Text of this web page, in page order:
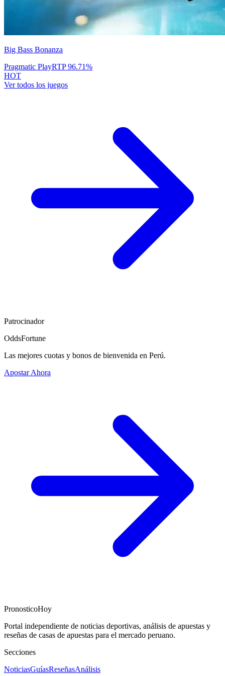
Big Bass Bonanza
Pragmatic PlayRTP96.71%
HOT
Ver todos los juegos
Patrocinador
OddsFortune
Las mejores cuotas y bonos de bienvenida en Perú.
Apostar Ahora
PronosticoHoy
Portal independiente de noticias deportivas, análisis de apuestas y
reseñas de casas de apuestas para el mercado peruano.
Secciones
NoticiasGuíasReseñasAnálisis